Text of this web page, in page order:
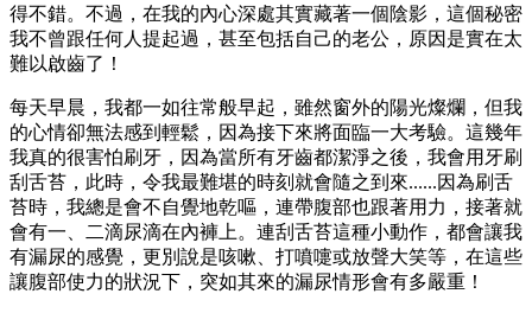
得不錯。不過，在我的內心深處其實藏著一個陰影，這個秘密
我不曾跟任何人提起過，甚至包括自己的老公，原因是實在太
難以啟齒了！
每天早晨，我都一如往常般早起，雖然窗外的陽光燦爛，但我
的心情卻無法感到輕鬆，因為接下來將面臨一大考驗。這幾年
我真的很害怕刷牙，因為當所有牙齒都潔淨之後，我會用牙刷
刮舌苔，此時，令我最難堪的時刻就會隨之到來......因為刷舌
苔時，我總是會不自覺地乾嘔，連帶腹部也跟著用力，接著就
會有一、二滴尿滴在內褲上。連刮舌苔這種小動作，都會讓我
有漏尿的感覺，更別說是咳嗽、打噴嚏或放聲大笑等，在這些
讓腹部使力的狀況下，突如其來的漏尿情形會有多嚴重！